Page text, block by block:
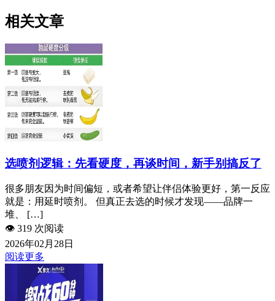
相关文章
选喷剂逻辑：先看硬度，再谈时间，新手别搞反了
很多朋友因为时间偏短，或者希望让伴侣体验更好，第一反应
就是：用延时喷剂。 但真正去选的时候才发现——品牌一
堆、 […]
👁️ 319 次阅读
2026年02月28日
阅读更多